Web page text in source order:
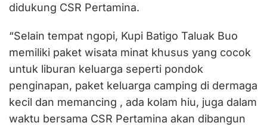
didukung CSR Pertamina.
“Selain tempat ngopi, Kupi Batigo Taluak Buo
memiliki paket wisata minat khusus yang cocok
untuk liburan keluarga seperti pondok
penginapan, paket keluarga camping di dermaga
kecil dan memancing , ada kolam hiu, juga dalam
waktu bersama CSR Pertamina akan dibangun